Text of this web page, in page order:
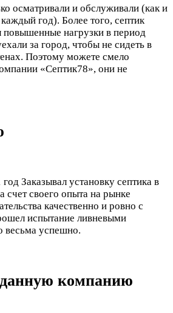
осматривали и обслуживали (как и
год). Более того, септик
нагрузки в период
за город, чтобы не сидеть в
Поэтому можете смело
«Септик78», они не
год Заказывал установку септика в
счет своего опыта на рынке
качественно и ровно с
испытание ливневыми
весьма успешно.
компанию